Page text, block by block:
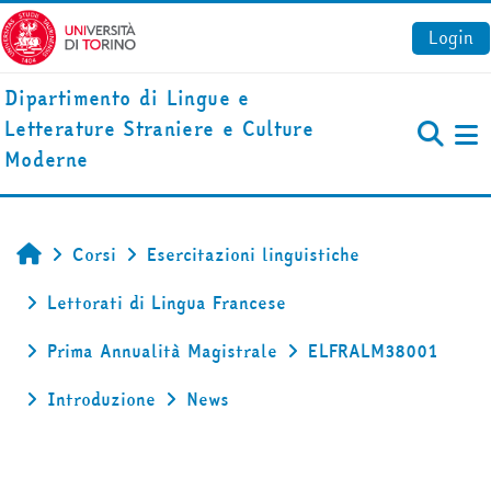
Vai al contenuto principale
Login
Dipartimento di Lingue e
Letterature Straniere e Culture
Moderne
Home
Corsi
Esercitazioni linguistiche
Lettorati di Lingua Francese
Prima Annualità Magistrale
ELFRALM38001
Introduzione
News